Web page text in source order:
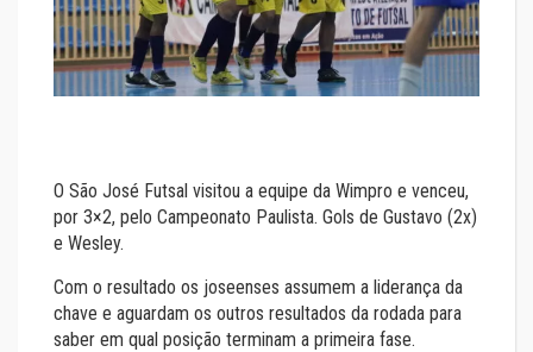
O São José Futsal visitou a equipe da Wimpro e venceu,
por 3×2, pelo Campeonato Paulista. Gols de Gustavo (2x)
e Wesley.
Com o resultado os joseenses assumem a liderança da
chave e aguardam os outros resultados da rodada para
saber em qual posição terminam a primeira fase.